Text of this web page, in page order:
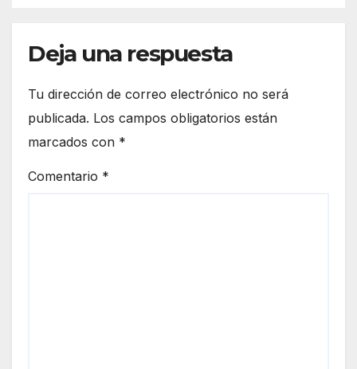
Deja una respuesta
Tu dirección de correo electrónico no será
publicada. Los campos obligatorios están
marcados con *
Comentario *